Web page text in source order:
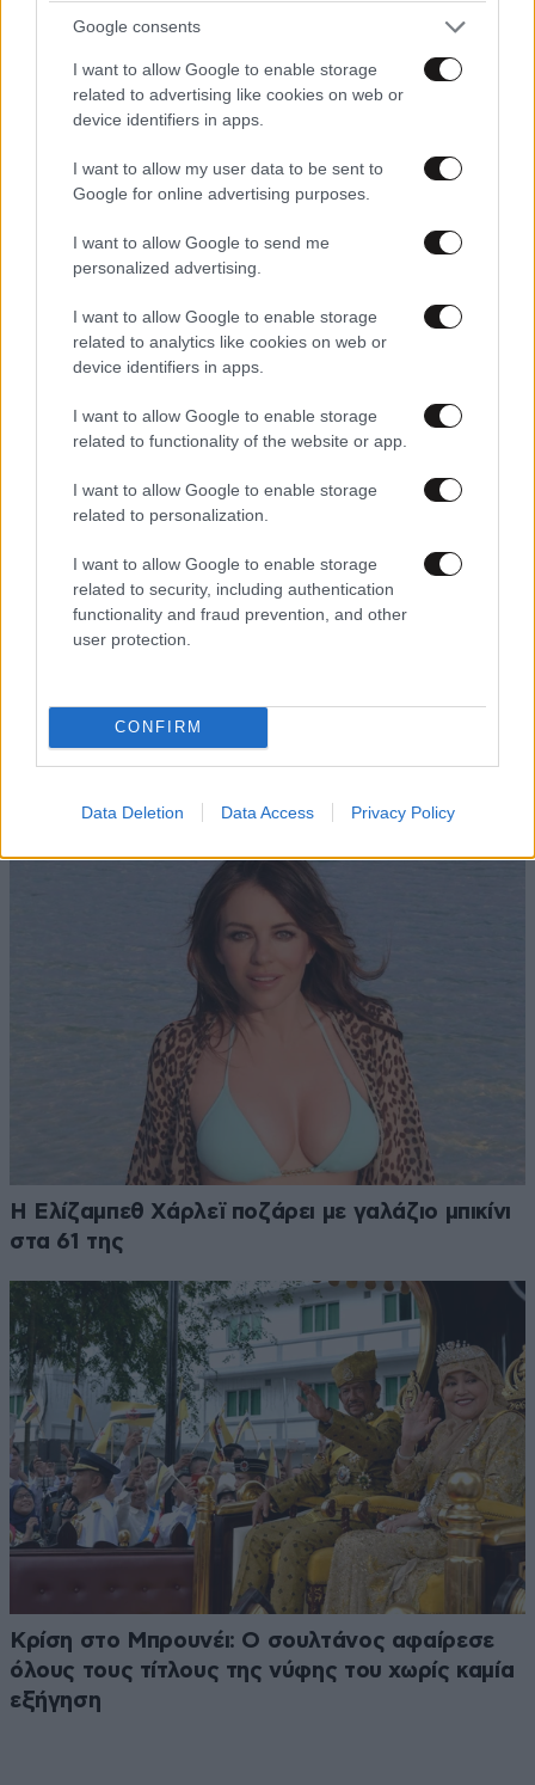
Google consents
I want to allow Google to enable storage
related to advertising like cookies on web or
device identifiers in apps.
I want to allow my user data to be sent to
Google for online advertising purposes.
I want to allow Google to send me
personalized advertising.
I want to allow Google to enable storage
related to analytics like cookies on web or
device identifiers in apps.
I want to allow Google to enable storage
related to functionality of the website or app.
I want to allow Google to enable storage
related to personalization.
I want to allow Google to enable storage
related to security, including authentication
functionality and fraud prevention, and other
user protection.
CONFIRM
Data Deletion Data Access Privacy Policy
Fendi: Η μεγάλη επιστροφή της θρυλικής
έκθεσης του Καρλ Λάγκερφελντ
Νία Βαρντάλος – Σπύρος Κατσαγάνης: Μια
Η Ελίζαμπεθ Χάρλεϊ ποζάρει με γαλάζιο μπικίνι
στα 61 της
Κρίση στο Μπρουνέι: Ο σουλτάνος αφαίρεσε
όλους τους τίτλους της νύφης του χωρίς καμία
εξήγηση